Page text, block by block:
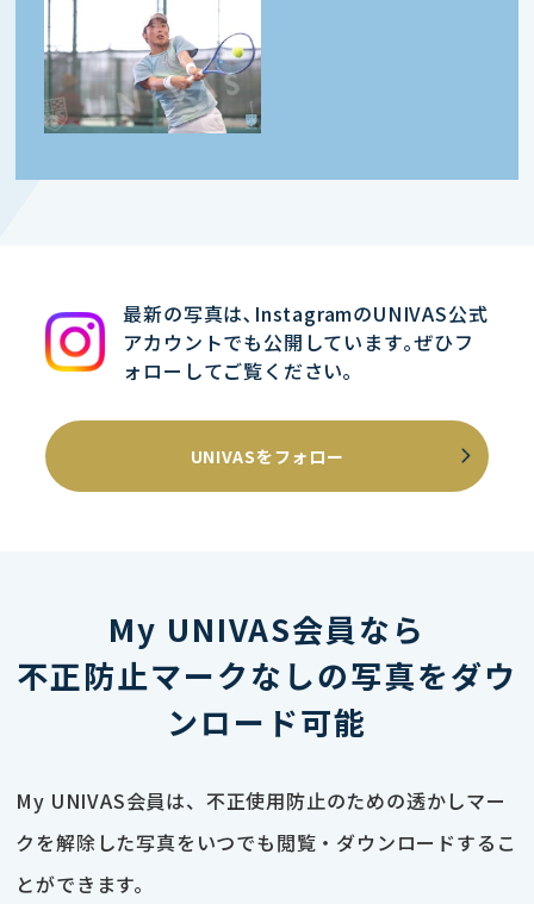
最新の写真は､InstagramのUNIVAS公式
アカウントでも公開しています｡ぜひフ
ォローしてご覧ください｡
UNIVASをフォロー
My UNIVAS会員なら
不正防止マークなしの写真をダウ
ンロード可能
My UNIVAS会員は、不正使用防止のための透かしマー
クを解除した写真をいつでも閲覧・ダウンロードするこ
とができます。